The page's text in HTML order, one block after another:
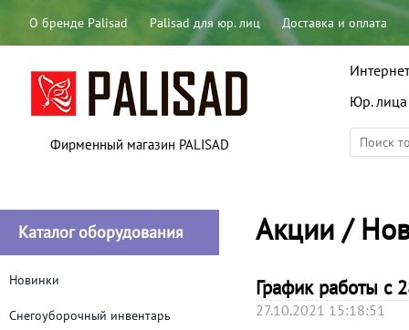
О бренде Palisad Palisad для юр. лиц Доставка и оплата
Фирменный магазин PALISAD
Юр. лица
Каталог оборудования
Новинки
Снегоуборочный инвентарь
Акции /
График работы с
27.10.2021 15:18:51